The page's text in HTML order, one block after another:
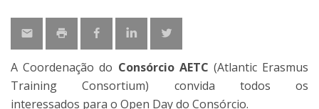
A Coordenação do Consórcio AETC (Atlantic Erasmus
Training Consortium) convida todos os
interessados para o Open Day do Consórcio.